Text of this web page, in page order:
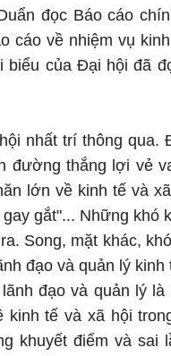
đọc Báo cáo
cáo về nhiệm vụ
của Đại hội đã
nhất trí thông qua.
đường thắng lợi vẻ
lớn về kinh tế và
gắt"... Những khó
Song, mặt khác,
đạo và quản lý kinh
đạo và quản lý là
tế và xã hội
khuyết điểm và sai